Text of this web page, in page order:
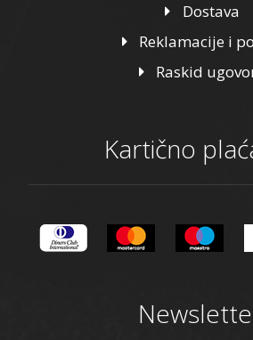
Dostava
Reklamacije i
Raskid
Kartično